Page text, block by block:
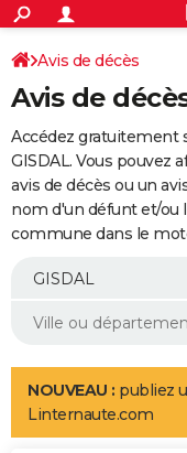
ACTUALITÉS
Politique
Société
Faits Divers
Education
Monde
Villes
+
SPORT
Coupe du monde 2026
Football
Tennis
Cyclisme
Rugby
Forum
Programme TV
TNT
Streaming
Cinéma
Sorties cinéma
Musique
+
FINANCE
Retraite
Epargne
Immobilier
Risques naturels par ville
Banque
Assurance
AUTO
Essais
Réserver un essai
Citadines
Berlines
SUV
Forum auto
+
Mobiles
Meilleur smartphone
Internet
Ordinateurs
Jeux vidéo
Guide high-tech
Aménagement intérieur
LIFESTYLE
Art de vivre
Bien-être
Loisirs
Mode
Modes de vie
Avis de décès
Avis de
Accédez gratuitement
GISDAL. Vous pouvez
avis de décès ou un
nom d'un défunt et/ou
commune dans le
NOUVEAU : publiez
Linternaute.com